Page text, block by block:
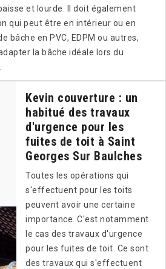
et lourde. Il doit également
qui peut être en intérieur ou en
bâche en PVC, EDPM ou autres,
la bâche idéale lors du
Kevin couverture : un
habitué des travaux
d'urgence pour les
fuites de toit à Saint
Georges Sur Baulches
Toutes les opérations qui
s'effectuent pour les toits
peuvent avoir une certaine
importance. C'est notamment
le cas des travaux d'urgence
pour les fuites de toit. Ce sont
des travaux qui s'effectuent